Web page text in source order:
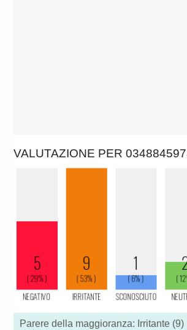
VALUTAZIONE PER
Parere della maggioranza: Irritante (9)